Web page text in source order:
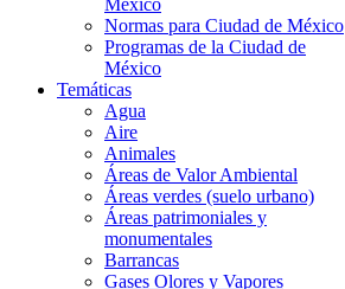
México
Normas para Ciudad de México
Programas de la Ciudad de
México
Temáticas
Agua
Aire
Animales
Áreas de Valor Ambiental
Áreas verdes (suelo urbano)
Áreas patrimoniales y
monumentales
Barrancas
Gases Olores y Vapores